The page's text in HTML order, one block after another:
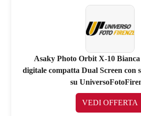
Asaky Photo Orbit X-10 Bianca
digitale compatta Dual Screen con
su
VEDI OFFERTA